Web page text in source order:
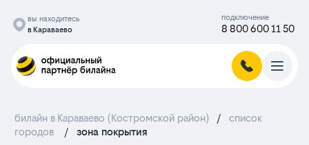
вы находитесь
в Караваево
подключение
8 800 600 11 50
билайн в Караваево (Костромской район) /
список
городов
/ зона покрытия